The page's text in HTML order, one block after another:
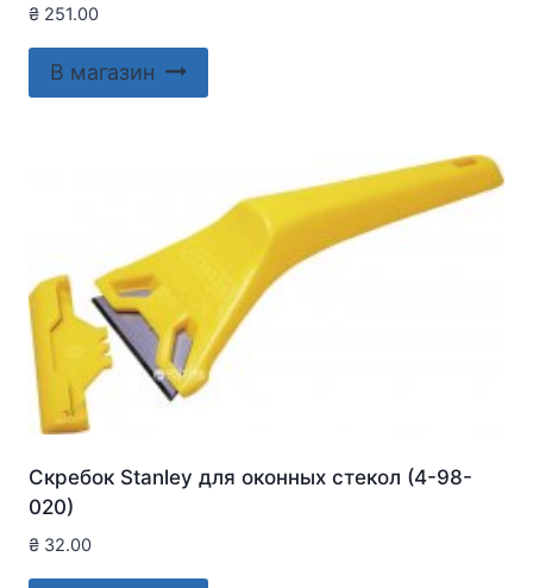
₴ 251.00
В магазин
Скребок Stanley для оконныx стекол (4-98-
020)
₴ 32.00